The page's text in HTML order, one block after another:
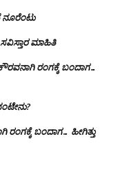
ನೂರೆಂಟು
ಮಾಹಿತಿ
ರಂಗಕ್ಕೆ ಬಂದಾಗ…
ಬಂದಾಗ… ಹೀಗಿತ್ತು